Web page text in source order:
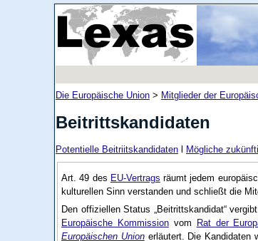
Die Europäische Union > Mitglieder der
Beitrittskandidaten
Potentielle Beitriitskandidaten Mögliche
Art. 49 des EU-Vertrags räumt jedem
kulturellen Sinn verstanden und schließt die
Den offiziellen Status „Beitrittskandidat“
Europäische Kommissionvom Rat der
Europäischen Unionerläutert. Die Kandidaten